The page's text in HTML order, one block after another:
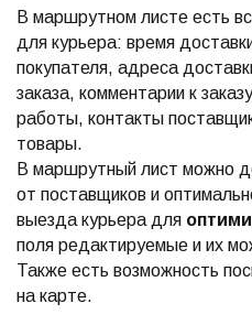
В маршрутном листе есть
для курьера: время
покупателя, адреса
заказа, комментарии к
работы, контакты
товары.
В маршрутный лист можно
от поставщиков и
выезда курьера для
поля редактируемые и их
Также есть возможность
на карте.